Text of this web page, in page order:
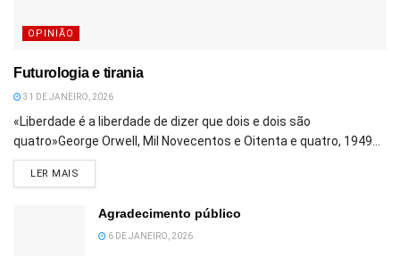
OPINIÃO
Futurologia e tirania
31 DE JANEIRO, 2026
«Liberdade é a liberdade de dizer que dois e dois são
quatro»George Orwell, Mil Novecentos e Oitenta e quatro, 1949...
LER MAIS
Agradecimento público
6 DE JANEIRO, 2026